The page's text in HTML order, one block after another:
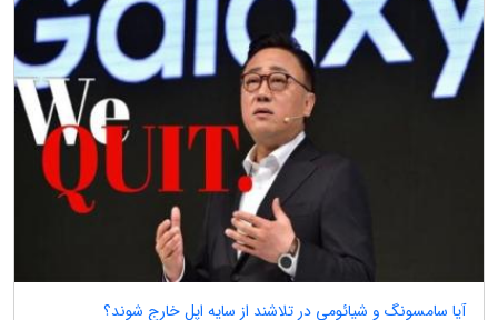
آیا سامسونگ و شیائومی در تلاشند از سایه اپل خارج شوند؟